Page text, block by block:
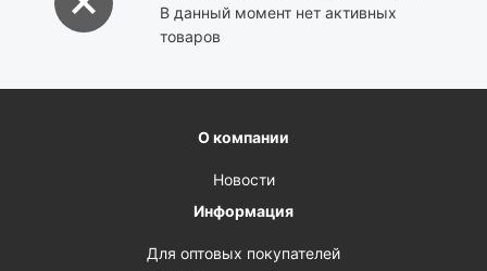
В данный момент нет активных
товаров
О компании
Новости
Информация
Для оптовых покупателей